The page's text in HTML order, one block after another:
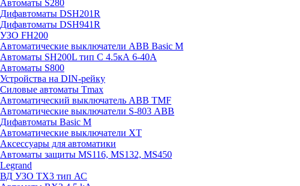
Автоматы S280
Дифавтоматы DSH201R
Дифавтоматы DSH941R
УЗО FH200
Автоматические выключатели ABB Basic M
Автоматы SH200L тип С 4.5кА 6-40А
Автоматы S800
Устройства на DIN-рейку
Силовые автоматы Tmax
Автоматический выключатель ABB TMF
Автоматические выключатели S-803 АВВ
Дифавтоматы Basic M
Автоматические выключатели XT
Аксессуары для автоматики
Автоматы защиты MS116, MS132, MS450
Legrand
ВД УЗО TX3 тип АС